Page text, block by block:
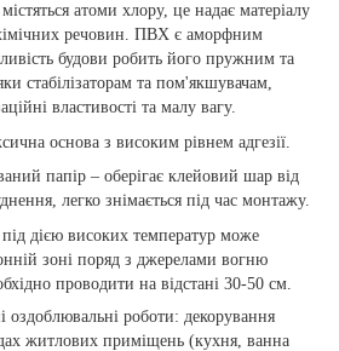
атоми хлору, це надає матеріалу
речовин. ПВХ є аморфним
будови робить його пружним та
стабілізаторам та пом'якшувачам,
властивості та малу вагу.
основа з високим рівнем адгезії.
папір – оберігає клейовий шар від
легко знімається під час монтажу.
під дією високих температур може
зоні поряд з джерелами вогню
проводити на відстані 30-50 см.
оздоблювальні роботи: декорування
житлових приміщень (кухня, ванна